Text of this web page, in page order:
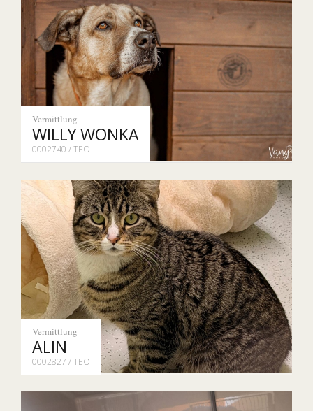
Vermittlung
WILLY WONKA
0002740 / TEO
Vermittlung
ALIN
0002827 / TEO